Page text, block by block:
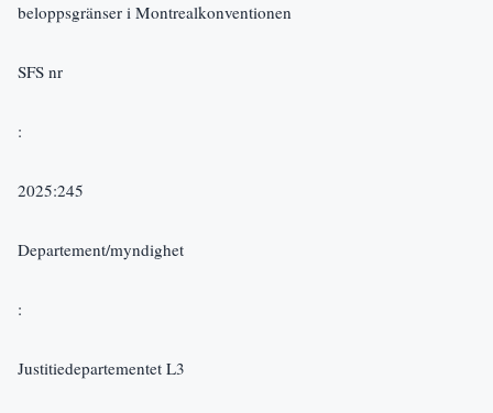
beloppsgränser i Montrealkonventionen
SFS nr
:
2025:245
Departement/myndighet
:
Justitiedepartementet L3